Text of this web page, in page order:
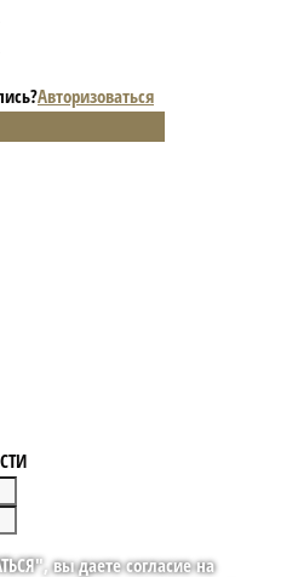
Авторизоваться
вы даете согласие на